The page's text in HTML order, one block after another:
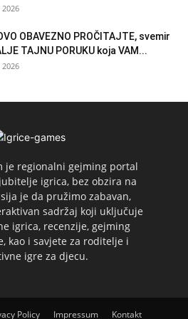
OBAVEZNO PROČITAJTE, svemir
TAJNU PORUKU koja VAM...
je regionalni gejming portal
igrica, bez obzira na
je da pružimo zabavan,
sadržaj koji uključuje
igrica, recenzije, gejming
kao i savjete za roditelje i
igre za djecu.
Policy Impressum Kontakt